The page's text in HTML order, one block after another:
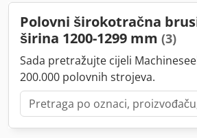
Polovni širokotračna
širina 1200-1299 mm (3)
Sada pretražujte cijeli
200.000 polovnih strojeva.